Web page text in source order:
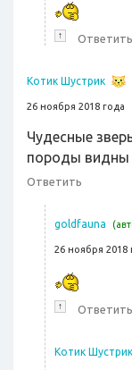
↑ Ответить
Котик Шустрик
26 ноября 2018 года
Чудесные
породы видны
Ответить
goldfauna
26 ноября 2018
↑ Ответить
Котик Шустрик